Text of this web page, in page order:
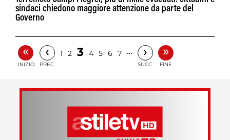
sindaci chiedono maggiore attenzione da parte del
Governo
«
INIZIO
‹
PREC.
1 2 3 4 5 6 7 … ›
SUCC.
»
FINE